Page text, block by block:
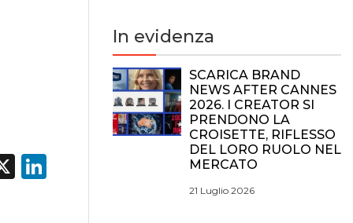
X LinkedIn
In evidenza
SCARICA BRAND
NEWS AFTER CANNES
2026. I CREATOR SI
PRENDONO LA
CROISETTE, RIFLESSO
DEL LORO RUOLO NEL
MERCATO
21 Luglio 2026